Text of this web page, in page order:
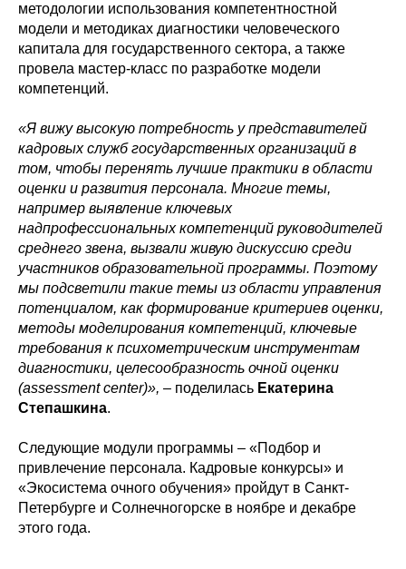
методологии использования компетентностной
модели и методиках диагностики человеческого
капитала для государственного сектора, а также
провела мастер-класс по разработке модели
компетенций.
«Я вижу высокую потребность у представителей
кадровых служб государственных организаций в
том, чтобы перенять лучшие практики в области
оценки и развития персонала. Многие темы,
например выявление ключевых
надпрофессиональных компетенций руководителей
среднего звена, вызвали живую дискуссию среди
участников образовательной программы. Поэтому
мы подсветили такие темы из области управления
потенциалом, как формирование критериев оценки,
методы моделирования компетенций, ключевые
требования к психометрическим инструментам
диагностики, целесообразность очной оценки
(assessment center)», – поделилась Екатерина
Степашкина.
Следующие модули программы – «Подбор и
привлечение персонала. Кадровые конкурсы» и
«Экосистема очного обучения» пройдут в Санкт-
Петербурге и Солнечногорске в ноябре и декабре
этого года.